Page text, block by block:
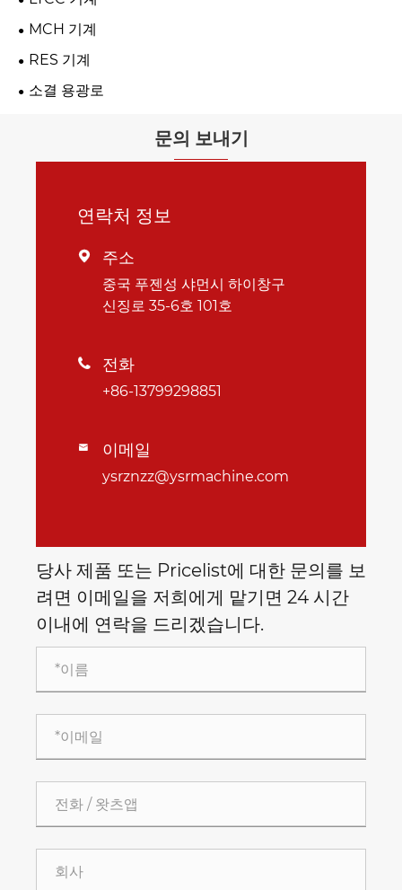
MCH 기계
RES 기계
소결 용광로
문의 보내기
연락처 정보
 주소
중국 푸젠성 샤먼시 하이창구
신징로 35-6호 101호
 전화
+86-13799298851
 이메일
ysrznzz@ysrmachine.com
당사 제품 또는 Pricelist에 대한 문의를 보
려면 이메일을 저희에게 맡기면 24 시간
이내에 연락을 드리겠습니다.